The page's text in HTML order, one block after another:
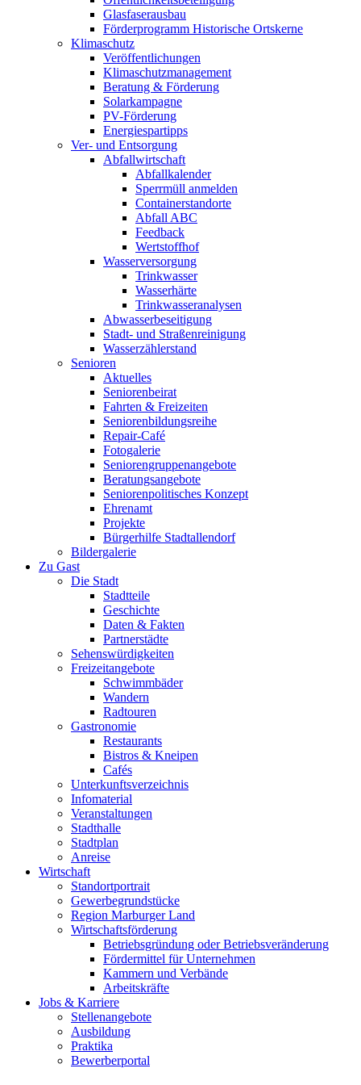
Glasfaserausbau
Förderprogramm Historische Ortskerne
Klimaschutz
Veröffentlichungen
Klimaschutzmanagement
Beratung & Förderung
Solarkampagne
PV-Förderung
Energiespartipps
Ver- und Entsorgung
Abfallwirtschaft
Abfallkalender
Sperrmüll anmelden
Containerstandorte
Abfall ABC
Feedback
Wertstoffhof
Wasserversorgung
Trinkwasser
Wasserhärte
Trinkwasseranalysen
Abwasserbeseitigung
Stadt- und Straßenreinigung
Wasserzählerstand
Senioren
Aktuelles
Seniorenbeirat
Fahrten & Freizeiten
Seniorenbildungsreihe
Repair-Café
Fotogalerie
Seniorengruppenangebote
Beratungsangebote
Seniorenpolitisches Konzept
Ehrenamt
Projekte
Bürgerhilfe Stadtallendorf
Bildergalerie
Zu Gast
Die Stadt
Stadtteile
Geschichte
Daten & Fakten
Partnerstädte
Sehenswürdigkeiten
Freizeitangebote
Schwimmbäder
Wandern
Radtouren
Gastronomie
Restaurants
Bistros & Kneipen
Cafés
Unterkunftsverzeichnis
Infomaterial
Veranstaltungen
Stadthalle
Stadtplan
Anreise
Wirtschaft
Standortportrait
Gewerbegrundstücke
Region Marburger Land
Wirtschaftsförderung
Betriebsgründung oder Betriebsveränderung
Fördermittel für Unternehmen
Kammern und Verbände
Arbeitskräfte
Jobs & Karriere
Stellenangebote
Ausbildung
Praktika
Bewerberportal